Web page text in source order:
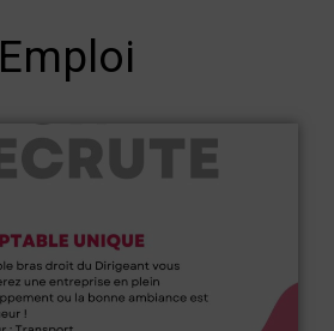
Emploi